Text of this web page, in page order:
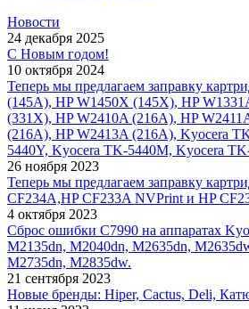
Новости
24 декабря 2025
С Новым годом!
10 октября 2024
Теперь мы предлагаем заправку
(145A), HP W1450X (145X), HP
(331X), HP W2410A (216A), HP
(216A), HP W2413A (216A), Kyocera
5440Y, Kyocera TK-5440M, Kyocera
26 ноября 2023
Теперь мы предлагаем заправку
CF234A,HP CF233A NVPrint и HP
4 октября 2023
Сброс ошибки С7990 на аппаратах
M2135dn, M2040dn, M2635dn,
M2735dn, M2835dw.
21 сентября 2023
Новые бренды: Hiper, Cactus, Deli,